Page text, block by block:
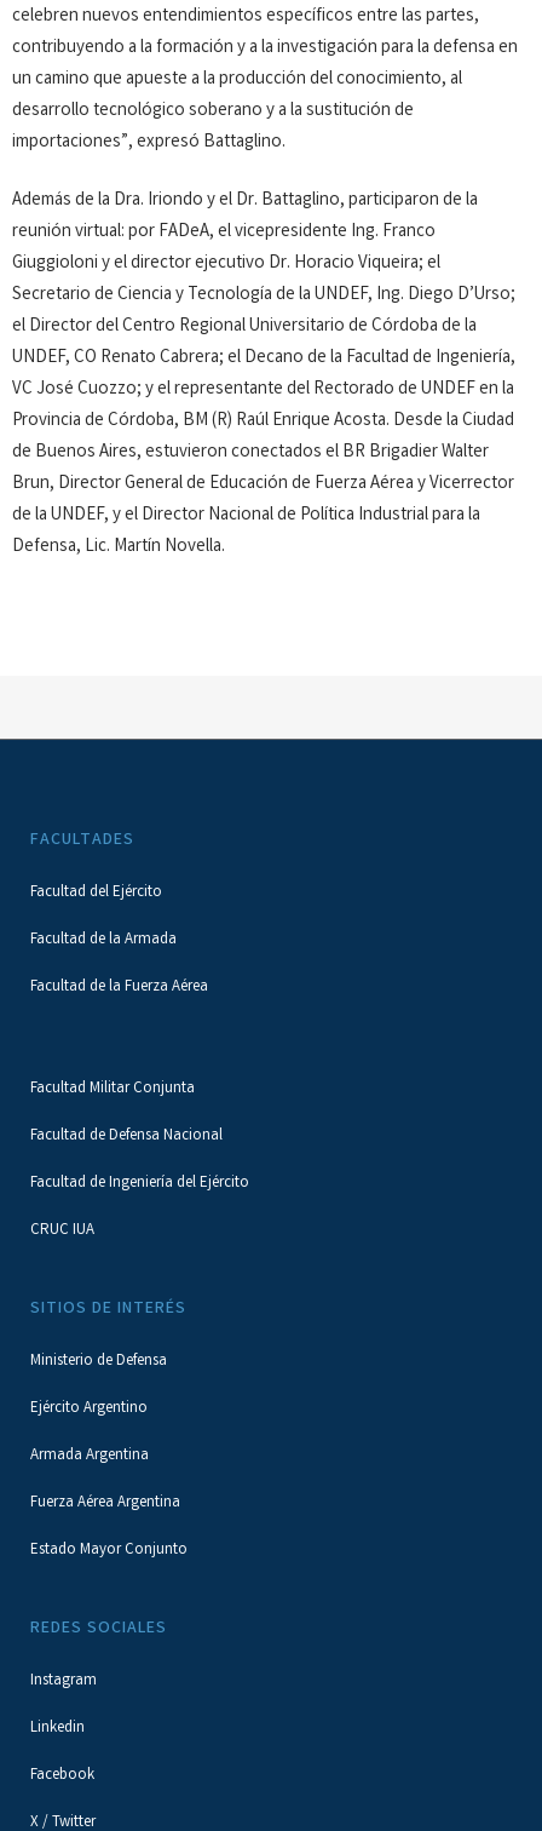
celebren nuevos entendimientos específicos entre las partes,
contribuyendo a la formación y a la investigación para la defensa en
un camino que apueste a la producción del conocimiento, al
desarrollo tecnológico soberano y a la sustitución de
importaciones”, expresó Battaglino.
Además de la Dra. Iriondo y el Dr. Battaglino, participaron de la
reunión virtual: por FADeA, el vicepresidente Ing. Franco
Giuggioloni y el director ejecutivo Dr. Horacio Viqueira; el
Secretario de Ciencia y Tecnología de la UNDEF, Ing. Diego D’Urso;
el Director del Centro Regional Universitario de Córdoba de la
UNDEF, CO Renato Cabrera; el Decano de la Facultad de Ingeniería,
VC José Cuozzo; y el representante del Rectorado de UNDEF en la
Provincia de Córdoba, BM (R) Raúl Enrique Acosta. Desde la Ciudad
de Buenos Aires, estuvieron conectados el BR Brigadier Walter
Brun, Director General de Educación de Fuerza Aérea y Vicerrector
de la UNDEF, y el Director Nacional de Política Industrial para la
Defensa, Lic. Martín Novella.
FACULTADES
Facultad del Ejército
Facultad de la Armada
Facultad de la Fuerza Aérea
Facultad Militar Conjunta
Facultad de Defensa Nacional
Facultad de Ingeniería del Ejército
CRUC IUA
SITIOS DE INTERÉS
Ministerio de Defensa
Ejército Argentino
Armada Argentina
Fuerza Aérea Argentina
Estado Mayor Conjunto
REDES SOCIALES
Instagram
Linkedin
Facebook
X / Twitter